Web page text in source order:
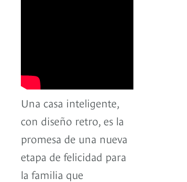
Una casa inteligente,
con diseño retro, es la
promesa de una nueva
etapa de felicidad para
la familia que